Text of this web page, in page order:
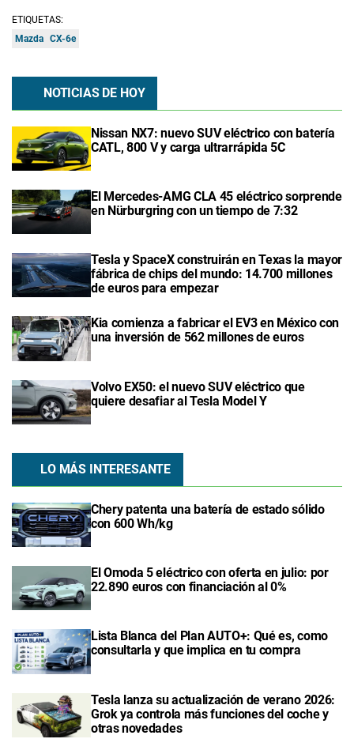
ETIQUETAS:
Mazda CX-6e
NOTICIAS DE HOY
Nissan NX7: nuevo SUV eléctrico con batería
CATL, 800 V y carga ultrarrápida 5C
El Mercedes-AMG CLA 45 eléctrico sorprende
en Nürburgring con un tiempo de 7:32
Tesla y SpaceX construirán en Texas la mayor
fábrica de chips del mundo: 14.700 millones
de euros para empezar
Kia comienza a fabricar el EV3 en México con
una inversión de 562 millones de euros
Volvo EX50: el nuevo SUV eléctrico que
quiere desafiar al Tesla Model Y
LO MÁS INTERESANTE
Chery patenta una batería de estado sólido
con 600 Wh/kg
El Omoda 5 eléctrico con oferta en julio: por
22.890 euros con financiación al 0%
Lista Blanca del Plan AUTO+: Qué es, como
consultarla y que implica en tu compra
Tesla lanza su actualización de verano 2026:
Grok ya controla más funciones del coche y
otras novedades